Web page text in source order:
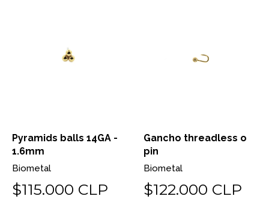
Pyramids balls 14GA -
1.6mm
Biometal
$115.000 CLP
Gancho threadless o
pin
Biometal
$122.000 CLP